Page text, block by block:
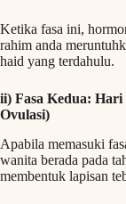
Ketika fasa ini,
rahim anda
haid yang terdahulu.
ii) Fasa Kedua: Hari
Ovulasi)
Apabila memasuki
wanita berada pada
membentuk lapisan